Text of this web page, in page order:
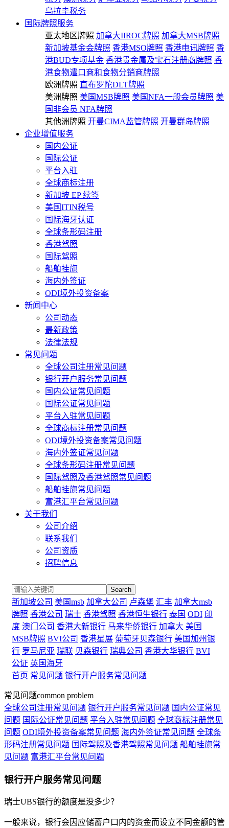
乌拉圭税务
国际牌照服务
亚太地区牌照 加拿大IIROC牌照 加拿大MSB牌照
新加坡基金会牌照 香港MSO牌照 香港电讯牌照 香
港BUD专项基金 香港贵金属及宝石注册商牌照 香
港食物遣口商和食物分销商牌照
欧洲牌照 直布罗陀DLT牌照
美洲牌照 美国MSB牌照 美国NFA一般会员牌照 美
国非会员 NFA牌照
其他洲牌照 开曼CIMA监管牌照 开曼群岛牌照
企业增值服务
国内公证
国际公证
平台入驻
全球商标注册
新加坡 EP 续签
美国ITIN税号
国际海牙认证
全球条形码注册
香港驾照
国际驾照
船舶挂旗
海内外签证
ODI境外投资备案
新闻中心
公司动态
最新政策
法律法规
常见问题
全球公司注册常见问题
银行开户服务常见问题
国内公证常见问题
国际公证常见问题
平台入驻常见问题
全球商标注册常见问题
ODI境外投资备案常见问题
海内外签证常见问题
全球条形码注册常见问题
国际驾照及香港驾照常见问题
船舶挂旗常见问题
富港汇平台常见问题
关于我们
公司介绍
联系我们
公司资质
招聘信息
Search
新加坡公司 美国msb 加拿大公司 卢森堡 汇丰 加拿大msb
牌照 香港公司 瑞士 香港驾照 香港恒生银行 泰国 ODI 印
度 澳门公司 香港大新银行 马来华侨银行 加拿大 美国
MSB牌照 BVI公司 香港星展 葡萄牙贝森银行 美国加州银
行 罗马尼亚 瑞联 贝森银行 瑞典公司 香港大华银行 BVI
公证 英国海牙
首页 常见问题 银行开户服务常见问题
常见问题common problem
全球公司注册常见问题 银行开户服务常见问题 国内公证常见
问题 国际公证常见问题 平台入驻常见问题 全球商标注册常见
问题 ODI境外投资备案常见问题 海内外签证常见问题 全球条
形码注册常见问题 国际驾照及香港驾照常见问题 船舶挂旗常
见问题 富港汇平台常见问题
银行开户服务常见问题
瑞士UBS银行的额度是没多少？
一般来说，银行会因应储蓄户口内的资金而设立不同金额的管